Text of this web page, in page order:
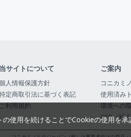
サイトについて
人情報保護方針
定商取引法に基づく表記
利用規約
ご案内
コニカミ
使用済み
環境への
CSR（社
使用を続けることでCookieの使用を承